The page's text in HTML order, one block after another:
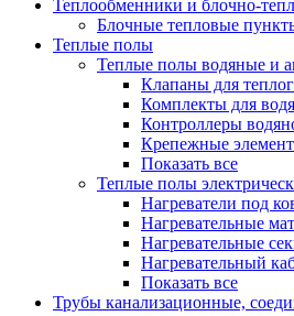
Теплообменники и блочно-
Блочные тепловые
Теплые полы
Теплые полы водяные и
Клапаны для
Комплекты для
Контроллеры
Крепежные
Показать все
Теплые полы
Нагреватели под
Нагревательные
Нагревательные
Нагревательный
Показать все
Трубы канализационные,